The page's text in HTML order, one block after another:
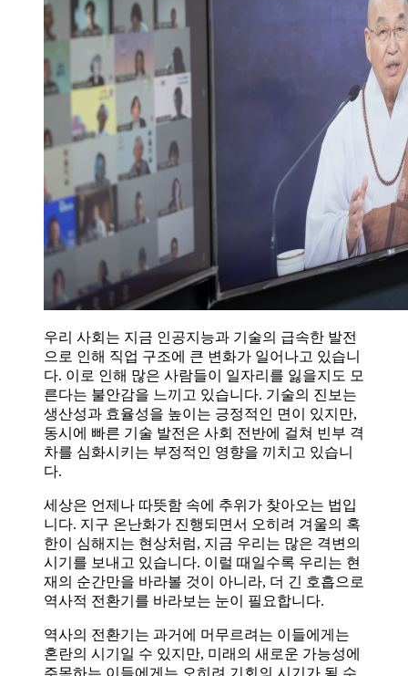
우리 사회는 지금 인공지능과 기술의 급속한 발전
으로 인해 직업 구조에 큰 변화가 일어나고 있습니
다. 이로 인해 많은 사람들이 일자리를 잃을지도 모
른다는 불안감을 느끼고 있습니다. 기술의 진보는
생산성과 효율성을 높이는 긍정적인 면이 있지만,
동시에 빠른 기술 발전은 사회 전반에 걸쳐 빈부 격
차를 심화시키는 부정적인 영향을 끼치고 있습니
다.
세상은 언제나 따뜻함 속에 추위가 찾아오는 법입
니다. 지구 온난화가 진행되면서 오히려 겨울의 혹
한이 심해지는 현상처럼, 지금 우리는 많은 격변의
시기를 보내고 있습니다. 이럴 때일수록 우리는 현
재의 순간만을 바라볼 것이 아니라, 더 긴 호흡으로
역사적 전환기를 바라보는 눈이 필요합니다.
역사의 전환기는 과거에 머무르려는 이들에게는
혼란의 시기일 수 있지만, 미래의 새로운 가능성에